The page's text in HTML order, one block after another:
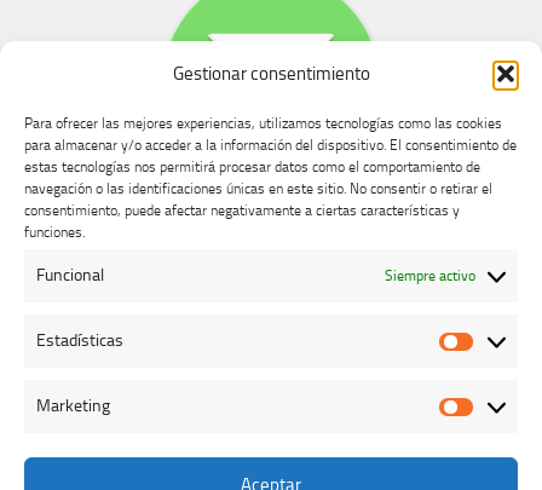
Gestionar consentimiento
Para ofrecer las mejores experiencias, utilizamos tecnologías como las cookies
para almacenar y/o acceder a la información del dispositivo. El consentimiento de
estas tecnologías nos permitirá procesar datos como el comportamiento de
navegación o las identificaciones únicas en este sitio. No consentir o retirar el
consentimiento, puede afectar negativamente a ciertas características y
funciones.
Funcional Siempre activo
Estadísticas
Marketing
Aceptar
Buzón de dudas, quejas y sugerencias